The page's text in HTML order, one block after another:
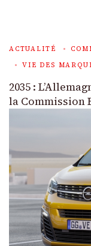
ACTUALITÉ
VIE DES
2035 :
la Commission